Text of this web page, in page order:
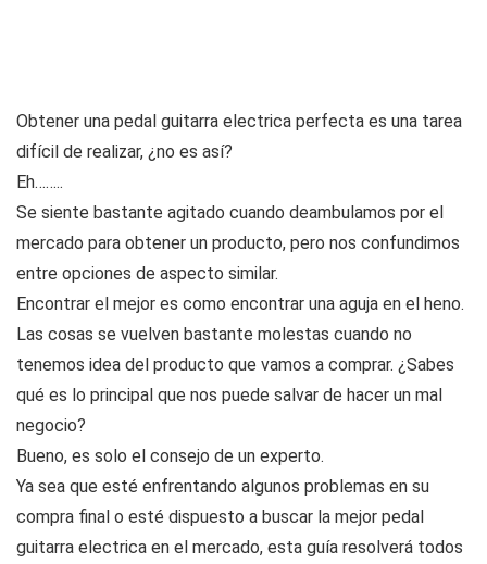
Obtener una pedal guitarra electrica perfecta es una tarea
difícil de realizar, ¿no es así?
Eh……..
Se siente bastante agitado cuando deambulamos por el
mercado para obtener un producto, pero nos confundimos
entre opciones de aspecto similar.
Encontrar el mejor es como encontrar una aguja en el heno.
Las cosas se vuelven bastante molestas cuando no
tenemos idea del producto que vamos a comprar. ¿Sabes
qué es lo principal que nos puede salvar de hacer un mal
negocio?
Bueno, es solo el consejo de un experto.
Ya sea que esté enfrentando algunos problemas en su
compra final o esté dispuesto a buscar la mejor pedal
guitarra electrica en el mercado, esta guía resolverá todos